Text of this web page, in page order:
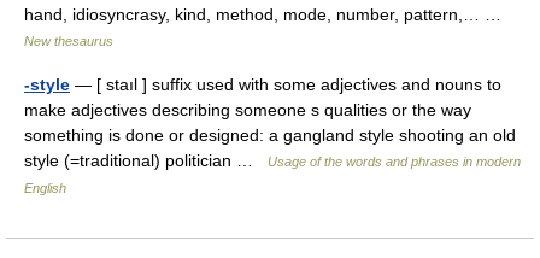
hand, idiosyncrasy, kind, method, mode, number, pattern,… …
New thesaurus
-style — [ staıl ] suffix used with some adjectives and nouns to
make adjectives describing someone s qualities or the way
something is done or designed: a gangland style shooting an old
style (=traditional) politician …
Usage of the words and phrases in modern
English